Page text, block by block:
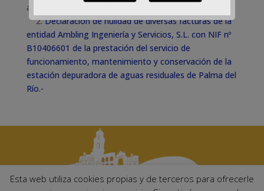
acta de la sesión anterior
2.Declaración de nulidad de diversas facturas de la
entidad Ambling Ingeniería y Servicios, S.L. con NIF nº
B10406601 de la prestación del servicio de
funcionamiento, mantenimiento y conservación de la
estación depuradora de aguas residuales de Palma del
Río.-
Esta web utiliza cookies propias y de terceros para ofrecerle